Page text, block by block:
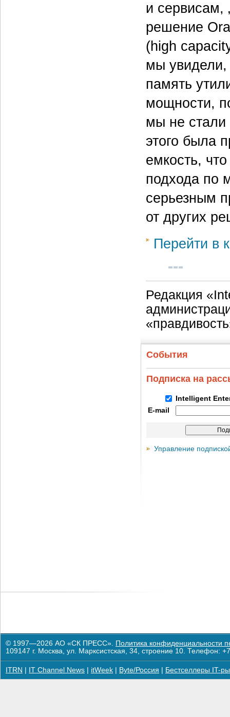
и
решение
(high
мы увидели,
память
мощности,
мы не стали
этого была
емкость,
подхода по
серьезным
от других
Перейти в
Редакция
События
Подписка на
Intelligent
E-mail
Управление
© 1997—2026 АО «СК ПРЕСС». Политика конфиденциальности
109147 г. Москва, ул. Марксистская, 34, строение 10. Телефон:
ITRN IT Channel News itWeek Byte/Россия Бестселлеры IT-